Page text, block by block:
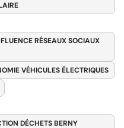
RÉSEAUX SOCIAUX
VÉHICULES ÉLECTRIQUES
DÉCHETS BERNY